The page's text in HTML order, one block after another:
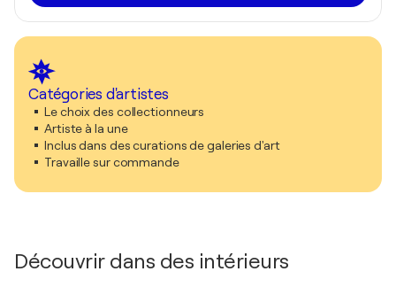
Catégories d'artistes
Le choix des collectionneurs
Artiste à la une
Inclus dans des curations de galeries d'art
Travaille sur commande
Découvrir dans des intérieurs